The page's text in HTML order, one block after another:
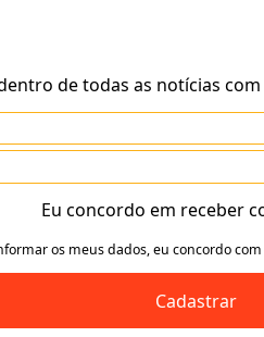
de todas as notícias
Eu concordo em receber
os meus dados, eu concordo
Cadastrar